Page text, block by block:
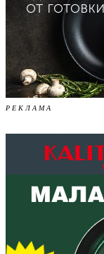
Р Е К Л А М А